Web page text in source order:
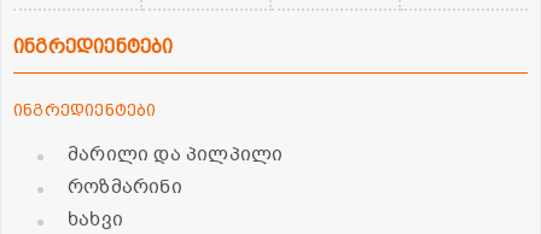
ინგრედიენტები
ინგრედიენტები
მარილი და პილპილი
როზმარინი
ხახვი